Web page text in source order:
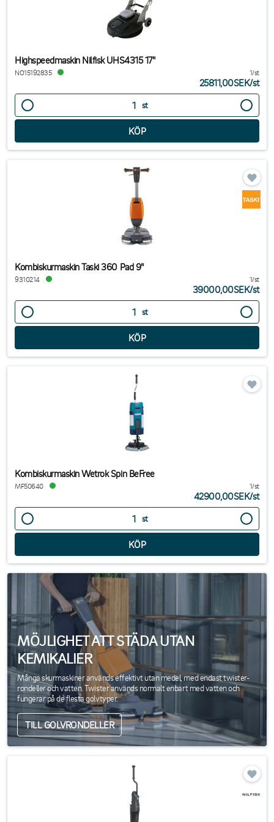
Highspeedmaskin Nilfisk UHS4315 17"
NO15192835 1/st
25811,00SEK/st
st
Kombiskurmaskin Taski 360 Pad 9"
9310214 1/st
39000,00SEK/st
st
Kombiskurmaskin Wetrok Spin BeFree
MF50640 1/st
42900,00SEK/st
st
MÖJLIGHET ATT STÄDA UTAN
KEMIKALIER
Många skurmaskiner används effektivt utan medel, med endast twister-
rondeller och vatten. Twister används normalt enbart med vatten och
fungerar på de flesta golvtyper.
TILL GOLVRONDELLER